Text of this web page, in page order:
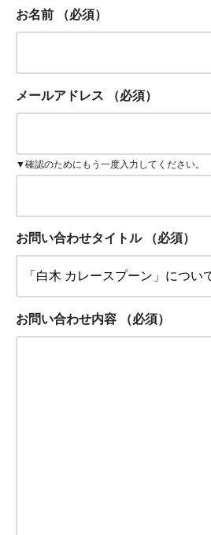
お名前 （必須）
メールアドレス （必須）
▼確認のためにもう一度入力してください。
お問い合わせタイトル （必須）
お問い合わせ内容 （必須）